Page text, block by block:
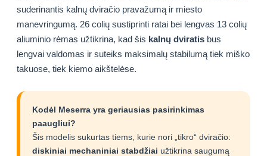
suderinantis kalnų dviračio pravažumą ir miesto
manevringumą. 26 colių sustiprinti ratai bei lengvas 13 colių
aliuminio rėmas užtikrina, kad šis kalnų dviratis bus
lengvai valdomas ir suteiks maksimalų stabilumą tiek miško
takuose, tiek kiemo aikštelėse.
Kodėl Meserra yra geriausias pasirinkimas
paaugliui?
Šis modelis sukurtas tiems, kurie nori „tikro“ dviračio:
diskiniai mechaniniai stabdžiai užtikrina saugumą